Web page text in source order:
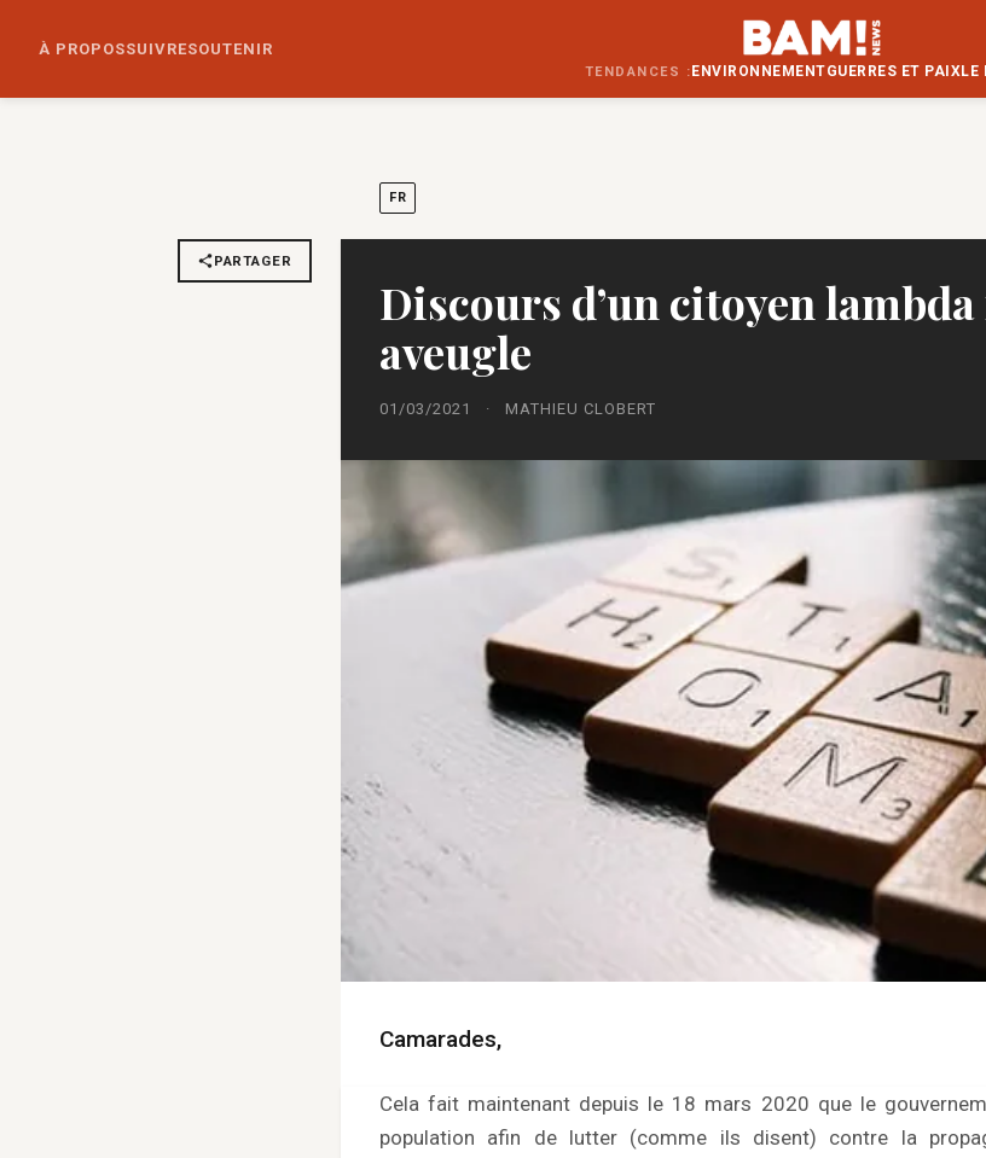
À PROPOSSUIVRESOUTENIR
TENDANCES : ENVIRONNEMENTGUERRES ET PAIXLE
FR
PARTAGER
Discours d’un citoyen
aveugle
01/03/2021 · MATHIEU CLOBERT
Camarades,
Cela fait maintenant depuis le 18 mars 2020 que le
population afin de lutter (comme ils disent) contre la